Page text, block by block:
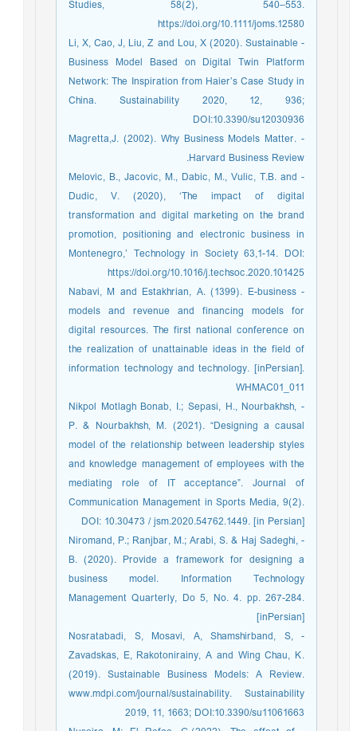
Studies, 58(2), 540–553.
https://doi.org/10.1111/joms.12580
- Li, X, Cao, J, Liu, Z and Lou, X (2020). Sustainable
Business Model Based on Digital Twin Platform
Network: The Inspiration from Haier’s Case Study in
China. Sustainability 2020, 12, 936;
DOI:10.3390/su12030936
- Magretta,J. (2002). Why Business Models Matter.
Harvard Business Review.
- Melovic, B., Jacovic, M., Dabic, M., Vulic, T.B. and
Dudic, V. (2020), ‘The impact of digital
transformation and digital marketing on the brand
promotion, positioning and electronic business in
Montenegro,’ Technology in Society 63,1-14. DOI:
https://doi.org/10.1016/j.techsoc.2020.101425
- Nabavi, M and Estakhrian, A. (1399). E-business
models and revenue and financing models for
digital resources. The first national conference on
the realization of unattainable ideas in the field of
information technology and technology. [inPersian].
WHMAC01_011
- Nikpol Motlagh Bonab, I.; Sepasi, H., Nourbakhsh,
P. & Nourbakhsh, M. (2021). “Designing a causal
model of the relationship between leadership styles
and knowledge management of employees with the
mediating role of IT acceptance”. Journal of
Communication Management in Sports Media, 9(2).
DOI: 10.30473 / jsm.2020.54762.1449. [in Persian]
- Niromand, P.; Ranjbar, M.; Arabi, S. & Haj Sadeghi,
B. (2020). Provide a framework for designing a
business model. Information Technology
Management Quarterly, Do 5, No. 4. pp. 267-284.
[inPersian]
- Nosratabadi, S, Mosavi, A, Shamshirband, S,
Zavadskas, E, Rakotonirainy, A and Wing Chau, K.
(2019). Sustainable Business Models: A Review.
www.mdpi.com/journal/sustainability. Sustainability
2019, 11, 1663; DOI:10.3390/su11061663